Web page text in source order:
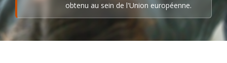
obtenu au sein de l'Union européenne.